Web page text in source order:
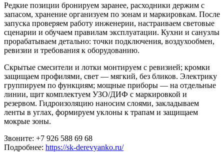
Редкие позиции бронируем заранее, расходники держим с
запасом, хранение организуем по зонам и маркировкам. После
запуска проверяем работу инженерии, настраиваем световые
сценарии и обучаем правилам эксплуатации. Кухни и санузлы
прорабатываем детально: точки подключения, воздухообмен,
ревизии и требования к оборудованию.
Скрытые смесители и лотки монтируем с ревизией; кромки
защищаем профилями, свет — мягкий, без бликов. Электрику
группируем по функциям; мощные приборы — на отдельные
линии, щит комплектуем УЗО/ДИФ с маркировкой и
резервом. Гидроизоляцию наносим слоями, закладываем
ленты в углах, формируем уклоны к трапам и защищаем
мокрые зоны.
Звоните: +7 926 588 69 68
Подробнее: https://sk-derevyanko.ru/